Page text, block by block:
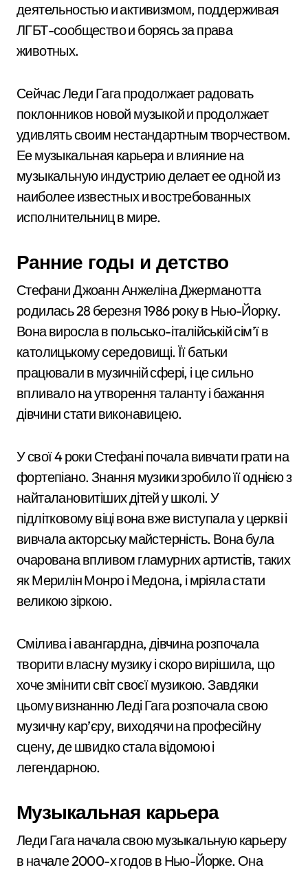
деятельностью и активизмом, поддерживая
ЛГБТ-сообщество и борясь за права
животных.
Сейчас Леди Гага продолжает радовать
поклонников новой музыкой и продолжает
удивлять своим нестандартным творчеством.
Ее музыкальная карьера и влияние на
музыкальную индустрию делает ее одной из
наиболее известных и востребованных
исполнительниц в мире.
Ранние годы и детство
Стефани Джоанн Анжеліна Джерманотта
родилась 28 березня 1986 року в Нью-Йорку.
Вона виросла в польсько-італійській сім’ї в
католицькому середовищі. Її батьки
працювали в музичній сфері, і це сильно
впливало на утворення таланту і бажання
дівчини стати виконавицею.
У свої 4 роки Стефані почала вивчати грати на
фортепіано. Знання музики зробило її однією з
найталановитіших дітей у школі. У
підлітковому віці вона вже виступала у церкві і
вивчала акторську майстерність. Вона була
очарована впливом гламурних артистів, таких
як Мерилін Монро і Медона, і мріяла стати
великою зіркою.
Смілива і авангардна, дівчина розпочала
творити власну музику і скоро вирішила, що
хоче змінити світ своєї музикою. Завдяки
цьому визнанню Леді Гага розпочала свою
музичну кар’єру, виходячи на професійну
сцену, де швидко стала відомою і
легендарною.
Музыкальная карьера
Леди Гага начала свою музыкальную карьеру
в начале 2000-х годов в Нью-Йорке. Она